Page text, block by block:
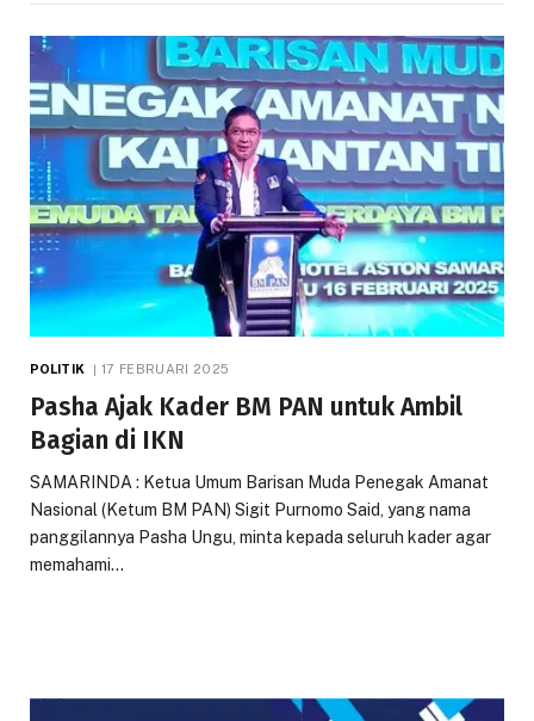
POLITIK 17 FEBRUARI 2025
Pasha Ajak Kader BM PAN untuk Ambil
Bagian di IKN
SAMARINDA : Ketua Umum Barisan Muda Penegak Amanat
Nasional (Ketum BM PAN) Sigit Purnomo Said, yang nama
panggilannya Pasha Ungu, minta kepada seluruh kader agar
memahami…